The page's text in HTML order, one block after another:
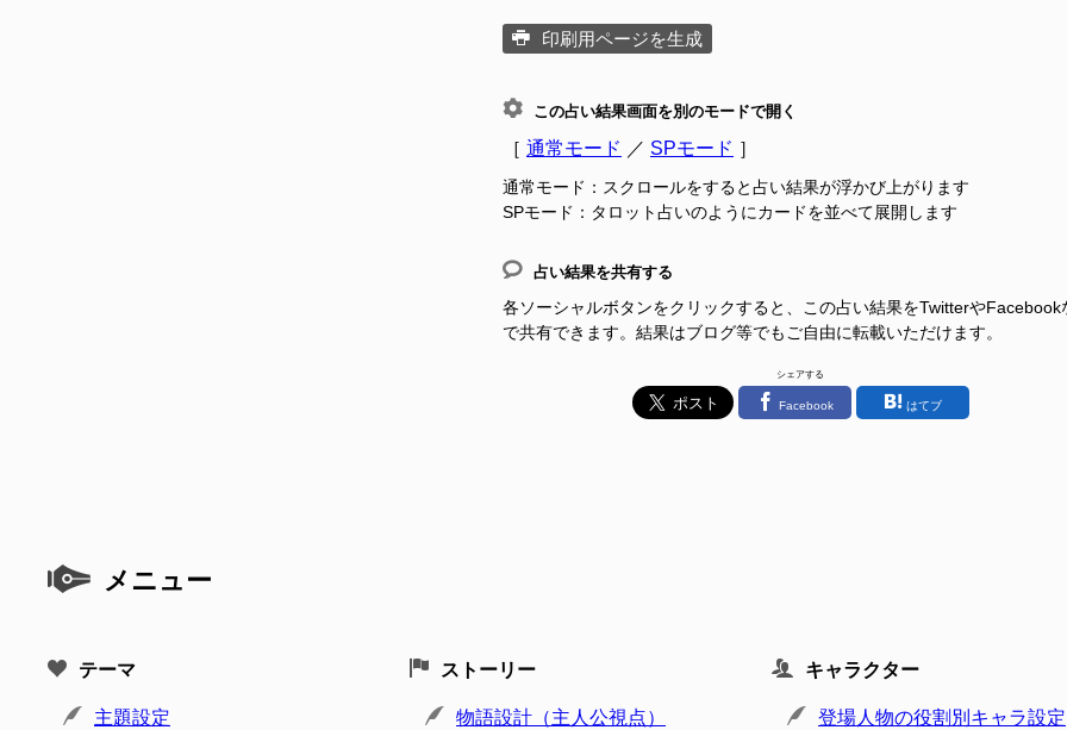
印刷用ページを生成
この占い結果画面を別のモードで開く
［ 通常モード ／ SPモード ］
通常モード：スクロールをすると占い結果が浮かび上がります
SPモード：タロット占いのようにカードを並べて展開します
占い結果を共有する
各ソーシャルボタンをクリックすると、この占い結果をTwitterやFacebook
で共有できます。結果はブログ等でもご自由に転載いただけます。
シェアする
Facebook はてブ
メニュー
テーマ
主題設定
ストーリー
物語設計（主人公視点）
キャラクター
登場人物の役割別キャラ設定